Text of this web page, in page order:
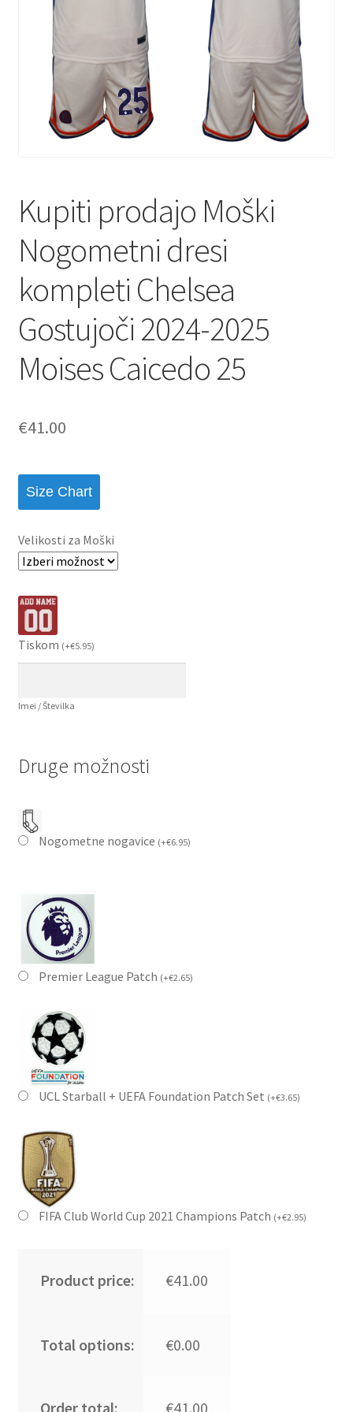
Kupiti prodajo Moški
Nogometni dresi
kompleti Chelsea
Gostujoči 2024-2025
Moises Caicedo 25
€41.00
Size Chart
Velikosti za Moški
Tiskom (+€5.95)
Imei / Številka
Druge možnosti
Nogometne nogavice (+€6.95)
Premier League Patch (+€2.65)
UCL Starball + UEFA Foundation Patch Set (+€3.65)
FIFA Club World Cup 2021 Champions Patch (+€2.95)
Product price: €41.00
Total options: €0.00
Order total: €41.00